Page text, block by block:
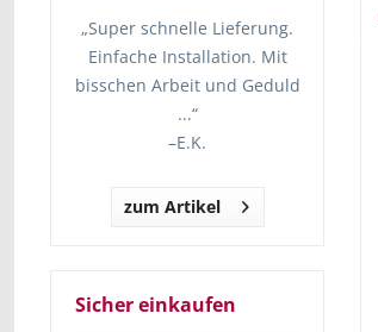
„Super schnelle Lieferung.
Einfache Installation. Mit
bisschen Arbeit und Geduld
...“
–E.K.
zum Artikel
Sicher einkaufen